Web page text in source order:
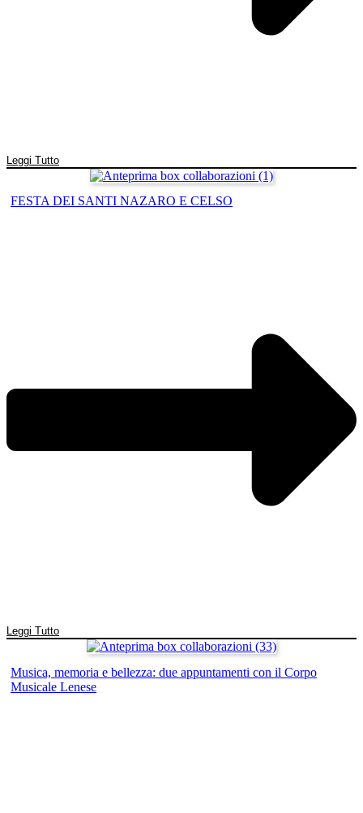
Leggi Tutto
FESTA DEI SANTI NAZARO E CELSO
Leggi Tutto
Musica, memoria e bellezza: due appuntamenti con il Corpo
Musicale Lenese